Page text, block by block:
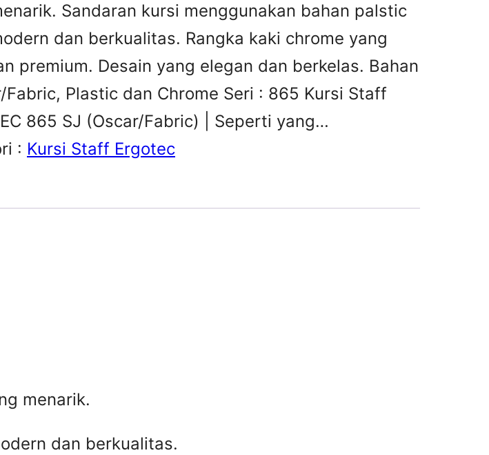
Sandaran kursi menggunakan bahan palstic
dan berkualitas. Rangka kaki chrome yang
premium. Desain yang elegan dan berkelas. Bahan
Fabric, Plastic dan Chrome Seri : 865 Kursi Staff
865 SJ (Oscar/Fabric) | Seperti yang…
: Kursi Staff Ergotec
menarik.
dan berkualitas.